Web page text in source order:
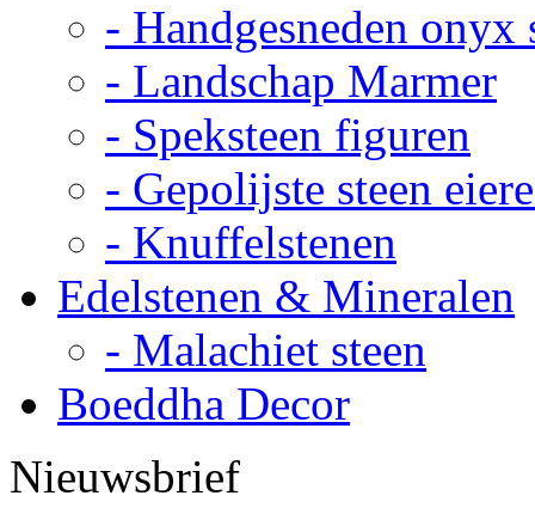
- Handgesneden onyx
- Landschap Marmer
- Speksteen figuren
- Gepolijste steen
- Knuffelstenen
Edelstenen & Mineralen
- Malachiet steen
Boeddha Decor
Nieuwsbrief